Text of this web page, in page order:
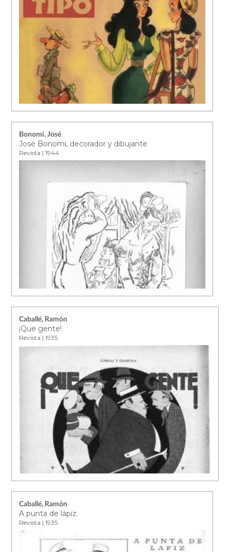
Bonomi, José
José Bonomi, decorador y dibujante
Revista | 1944
Caballé, Ramón
¡Que gente!
Revista | 1935
Caballé, Ramón
A punta de lápiz.
Revista | 1935